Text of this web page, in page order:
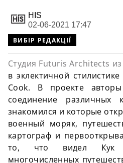
HIS
02-06-2021 17:47
ВИБІР РЕДАКЦІЇ
Студия Futuris Architects
в эклектичной
Cook. В проекте авторы
соединение различных
знакомился и которые
военный моряк,
картограф и
то, что видел Кук
многочисленных